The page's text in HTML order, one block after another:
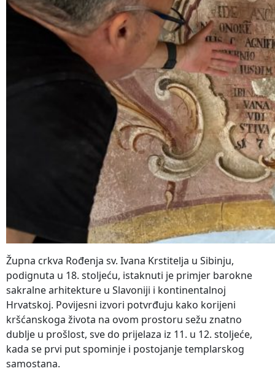
Župna crkva Rođenja sv. Ivana Krstitelja u Sibinju,
podignuta u 18. stoljeću, istaknuti je primjer barokne
sakralne arhitekture u Slavoniji i kontinentalnoj
Hrvatskoj. Povijesni izvori potvrđuju kako korijeni
kršćanskoga života na ovom prostoru sežu znatno
dublje u prošlost, sve do prijelaza iz 11. u 12. stoljeće,
kada se prvi put spominje i postojanje templarskog
samostana.